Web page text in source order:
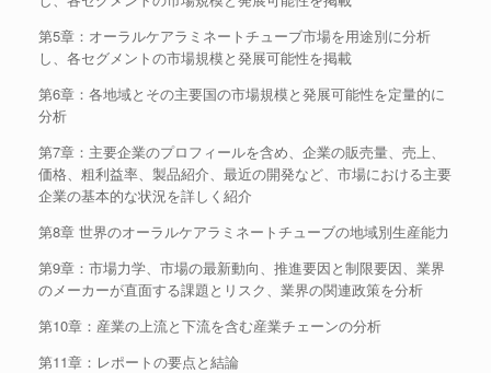
第5章：オーラルケアラミネートチューブ市場を用途別に分析
し、各セグメントの市場規模と発展可能性を掲載
第6章：各地域とその主要国の市場規模と発展可能性を定量的に
分析
第7章：主要企業のプロフィールを含め、企業の販売量、売上、
価格、粗利益率、製品紹介、最近の開発など、市場における主要
企業の基本的な状況を詳しく紹介
第8章 世界のオーラルケアラミネートチューブの地域別生産能力
第9章：市場力学、市場の最新動向、推進要因と制限要因、業界
のメーカーが直面する課題とリスク、業界の関連政策を分析
第10章：産業の上流と下流を含む産業チェーンの分析
第11章：レポートの要点と結論